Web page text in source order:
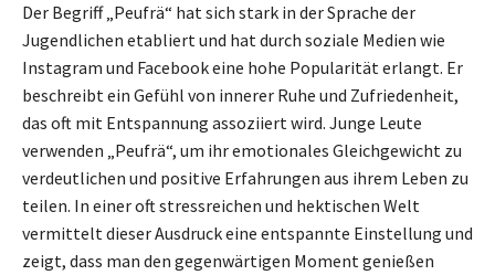
Der Begriff „Peufrä“ hat sich stark in der Sprache der
Jugendlichen etabliert und hat durch soziale Medien wie
Instagram und Facebook eine hohe Popularität erlangt. Er
beschreibt ein Gefühl von innerer Ruhe und Zufriedenheit,
das oft mit Entspannung assoziiert wird. Junge Leute
verwenden „Peufrä“, um ihr emotionales Gleichgewicht zu
verdeutlichen und positive Erfahrungen aus ihrem Leben zu
teilen. In einer oft stressreichen und hektischen Welt
vermittelt dieser Ausdruck eine entspannte Einstellung und
zeigt, dass man den gegenwärtigen Moment genießen